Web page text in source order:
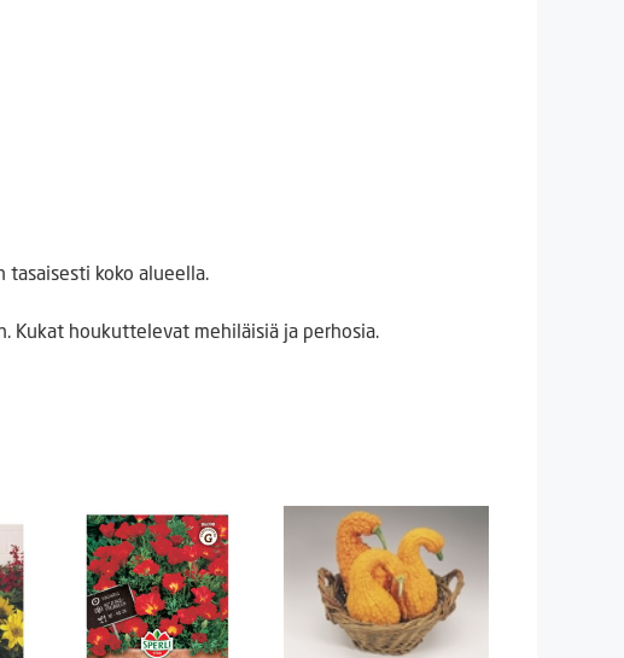
tasaisesti koko alueella.
Kukat houkuttelevat mehiläisiä ja perhosia.